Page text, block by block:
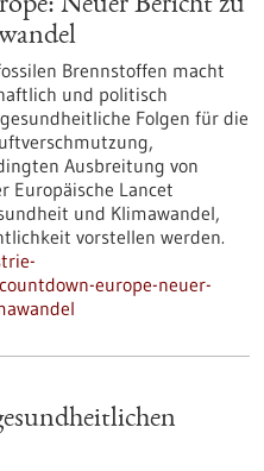
Neuer Bericht zu
Brennstoffen macht
und politisch
Folgen für die
Ausbreitung von
Europäische Lancet
und Klimawandel,
vorstellen werden.
europe-neuer-